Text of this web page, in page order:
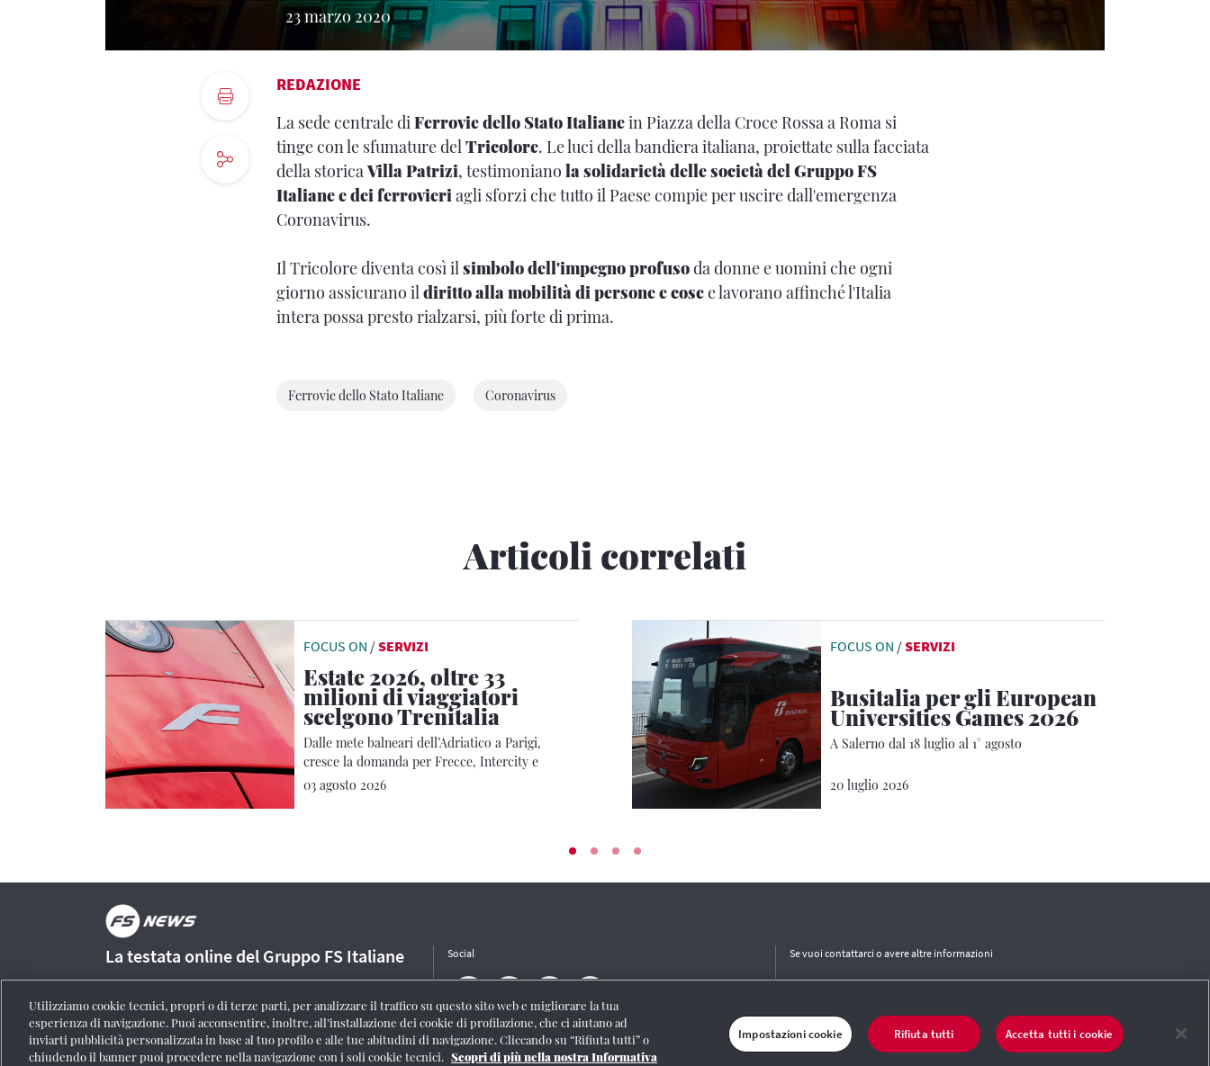
23 marzo 2020
REDAZIONE
La sede centrale diFerrovie dello Stato Italianein Piazza della Croce Rossa a Roma si
tinge con le sfumature delTricolore. Le luci della bandiera italiana, proiettate sulla facciata
della storicaVilla Patrizi, testimoniano la solidarietà delle società del Gruppo FS
Italiane e dei ferrovieriagli sforzi che tutto il Paese compie per uscire dall'emergenza
Coronavirus.
Il Tricolore diventa così ilsimbolo dell'impegno profusoda donne e uomini che ogni
giorno assicurano ildiritto alla mobilità di persone e cosee lavorano affinché l'Italia
intera possa presto rialzarsi, più forte di prima.
Ferrovie dello Stato Italiane Coronavirus
Articoli correlati
FOCUS ON /SERVIZI
Estate 2026, oltre 33
milioni di viaggiatori
scelgono Trenitalia
Dalle mete balneari dell’Adriatico a Parigi,
cresce la domanda per Frecce, Intercity e
Regionale
03 agosto 2026
FOCUS ON /SERVIZI
Busitalia per gli European
Universities Games 2026
A Salerno dal 18 luglio al 1° agosto
20 luglio 2026
La testata online del Gruppo FS Italiane Social Se vuoi contattarci o avere altre informazioni
Registrazione Tribunale di Roma n° 204/2009|Aut. SIAE 1312/I/1382-Lic. Società Consortile Fonografici 577/08|© Gruppo FS Italiane 2020|Mappa del sito Termini e condizioni|Credits|Protezione dei dati
Utilizziamo cookie tecnici, propri o di terze parti, per analizzare il traffico su questo sito web e migliorare la tua
esperienza di navigazione. Puoi acconsentire, inoltre, all’installazione dei cookie di profilazione, che ci aiutano ad
inviarti pubblicità personalizzata in base al tuo profilo e alle tue abitudini di navigazione. Cliccando su “Rifiuta tutti” o
chiudendo il banner puoi procedere nella navigazione con i soli cookie tecnici. Scopri di più nella nostra Informativa
Impostazioni cookie Rifiuta tutti Accetta tutti i cookie